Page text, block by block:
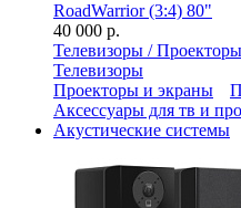
RoadWarrior (3:4) 80"
40 000 р.
Телевизоры / Проекторы
Телевизоры
Проекторы и экраны
Аксессуары для тв и
Акустические системы